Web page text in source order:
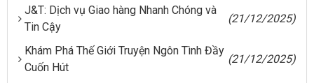
J&T: Dịch vụ Giao hàng Nhanh Chóng và
Tin Cậy
(21/12/2025)
Khám Phá Thế Giới Truyện Ngôn Tình Đầy
Cuốn Hút
(21/12/2025)